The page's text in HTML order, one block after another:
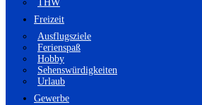
THW
Freizeit
Ausflugsziele
Ferienspaß
Hobby
Sehenswürdigkeiten
Urlaub
Gewerbe